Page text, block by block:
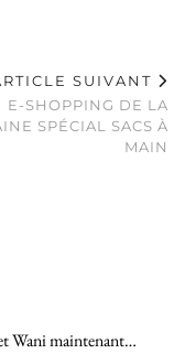
SUIVANT
E-SHOPPING DE LA
SPÉCIAL SACS À
MAIN
Wani maintenant…